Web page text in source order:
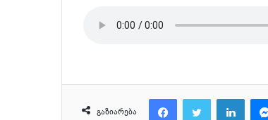
გაზიარება
FacebookTwitter